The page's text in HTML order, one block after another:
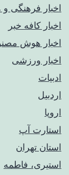
اخبار فرهنگی
اخبار کافه خبر
اخبار هوش
اخبار ورزشی
ادبیات
اردبیل
اروپا
استارت آپ
استان تهران
استیری، فاطمه